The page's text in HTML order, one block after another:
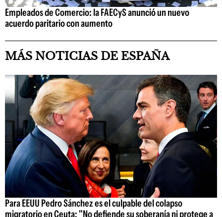
Empleados de Comercio: la FAECyS anunció un nuevo
acuerdo paritario con aumento
MÁS NOTICIAS DE ESPAÑA
Para EEUU Pedro Sánchez es el culpable del colapso
migratorio en Ceuta: "No defiende su soberanía ni protege a